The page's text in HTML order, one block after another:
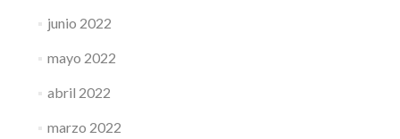
junio 2022
mayo 2022
abril 2022
marzo 2022